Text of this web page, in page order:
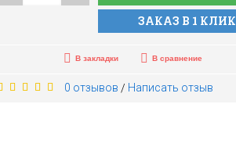
ЗАКАЗ В 1 КЛИК
В закладки В сравнение
0 отзывов / Написать отзыв